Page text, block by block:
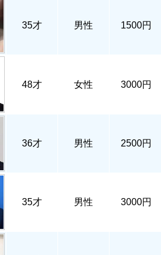
35才 男性 1500円
48才 女性 3000円
36才 男性 2500円
35才 男性 3000円